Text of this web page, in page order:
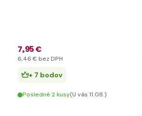
7,95 €
6,46 € bez DPH
+ 7 bodov
Posledné 2 kusy(U vás 11.08.)